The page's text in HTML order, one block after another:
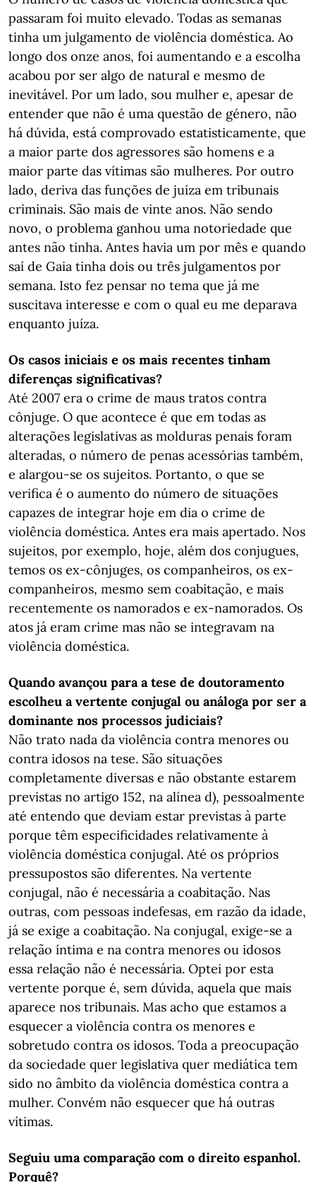
passaram foi muito elevado. Todas as semanas
tinha um julgamento de violência doméstica. Ao
longo dos onze anos, foi aumentando e a escolha
acabou por ser algo de natural e mesmo de
inevitável. Por um lado, sou mulher e, apesar de
entender que não é uma questão de género, não
há dúvida, está comprovado estatisticamente, que
a maior parte dos agressores são homens e a
maior parte das vítimas são mulheres. Por outro
lado, deriva das funções de juíza em tribunais
criminais. São mais de vinte anos. Não sendo
novo, o problema ganhou uma notoriedade que
antes não tinha. Antes havia um por mês e quando
saí de Gaia tinha dois ou três julgamentos por
semana. Isto fez pensar no tema que já me
suscitava interesse e com o qual eu me deparava
enquanto juíza.
Os casos iniciais e os mais recentes tinham
diferenças significativas?
Até 2007 era o crime de maus tratos contra
cônjuge. O que acontece é que em todas as
alterações legislativas as molduras penais foram
alteradas, o número de penas acessórias também,
e alargou-se os sujeitos. Portanto, o que se
verifica é o aumento do número de situações
capazes de integrar hoje em dia o crime de
violência doméstica. Antes era mais apertado. Nos
sujeitos, por exemplo, hoje, além dos conjugues,
temos os ex-cônjuges, os companheiros, os ex-
companheiros, mesmo sem coabitação, e mais
recentemente os namorados e ex-namorados. Os
atos já eram crime mas não se integravam na
violência doméstica.
Quando avançou para a tese de doutoramento
escolheu a vertente conjugal ou análoga por ser a
dominante nos processos judiciais?
Não trato nada da violência contra menores ou
contra idosos na tese. São situações
completamente diversas e não obstante estarem
previstas no artigo 152, na alínea d), pessoalmente
até entendo que deviam estar previstas à parte
porque têm especificidades relativamente à
violência doméstica conjugal. Até os próprios
pressupostos são diferentes. Na vertente
conjugal, não é necessária a coabitação. Nas
outras, com pessoas indefesas, em razão da idade,
já se exige a coabitação. Na conjugal, exige-se a
relação íntima e na contra menores ou idosos
essa relação não é necessária. Optei por esta
vertente porque é, sem dúvida, aquela que mais
aparece nos tribunais. Mas acho que estamos a
esquecer a violência contra os menores e
sobretudo contra os idosos. Toda a preocupação
da sociedade quer legislativa quer mediática tem
sido no âmbito da violência doméstica contra a
mulher. Convém não esquecer que há outras
vítimas.
Seguiu uma comparação com o direito espanhol.
Porquê?